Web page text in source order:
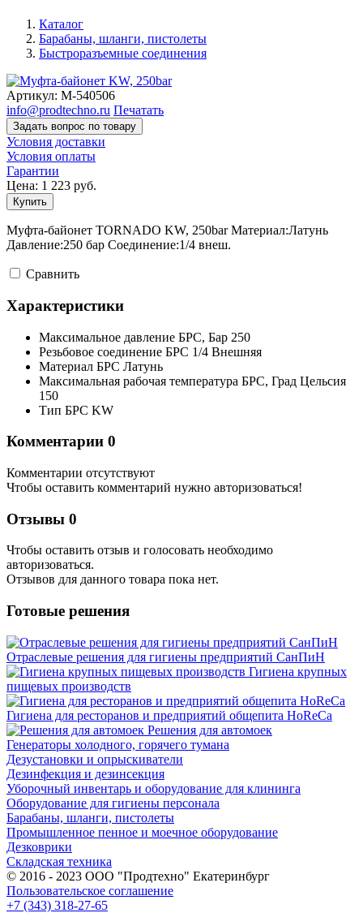
Каталог
Барабаны, шланги, пистолеты
Быстроразъемные соединения
Артикул: M-540506
info@prodtechno.ru Печатать
Задать вопрос по товару
Условия доставки
Условия оплаты
Гарантии
Цена: 1 223 руб.
Купить
Муфта-байонет TORNADO KW, 250bar Материал:Латунь
Давление:250 бар Соединение:1/4 внеш.
Cравнить
Характеристики
Максимальное давление БРС, Бар 250
Резьбовое соединение БРС 1/4 Внешняя
Материал БРС Латунь
Максимальная рабочая температура БРС, Град Цельсия
150
Тип БРС KW
Комментарии 0
Комментарии отсутствуют
Чтобы оставить комментарий нужно авторизоваться!
Отзывы 0
Чтобы оcтавить отзыв и голосовать необходимо
авторизоваться.
Отзывов для данного товара пока нет.
Готовые решения
Отраслевые решения для гигиены предприятий СанПиН
Гигиена крупных
пищевых производств
Гигиена для ресторанов и предприятий общепита HoReCa
Решения для автомоек
Генераторы холодного, горячего тумана
Дезустановки и опрыскиватели
Дезинфекция и дезинсекция
Уборочный инвентарь и оборудование для клининга
Оборудование для гигиены персонала
Барабаны, шланги, пистолеты
Промышленное пенное и моечное оборудование
Дезковрики
Складская техника
© 2016 - 2023 ООО "Продтехно" Екатеринбург
Пользовательское соглашение
+7 (343) 318-27-65